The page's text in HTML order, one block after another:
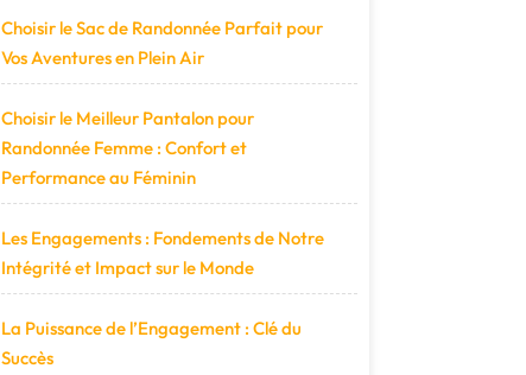
Choisir le Sac de Randonnée Parfait pour
Vos Aventures en Plein Air
Choisir le Meilleur Pantalon pour
Randonnée Femme : Confort et
Performance au Féminin
Les Engagements : Fondements de Notre
Intégrité et Impact sur le Monde
La Puissance de l’Engagement : Clé du
Succès